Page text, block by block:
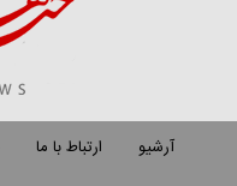
آرشیو ارتباط با ما